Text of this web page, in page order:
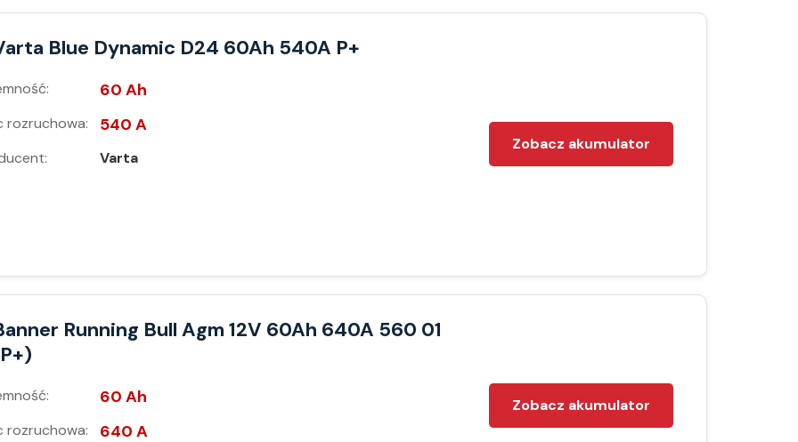
Blue Dynamic D24 60Ah 540A P+
60 Ah
rozruchowa: 540 A
Varta
Zobacz akumulator
Running Bull Agm 12V 60Ah 640A 560 01
60 Ah
rozruchowa: 640 A
Zobacz akumulator